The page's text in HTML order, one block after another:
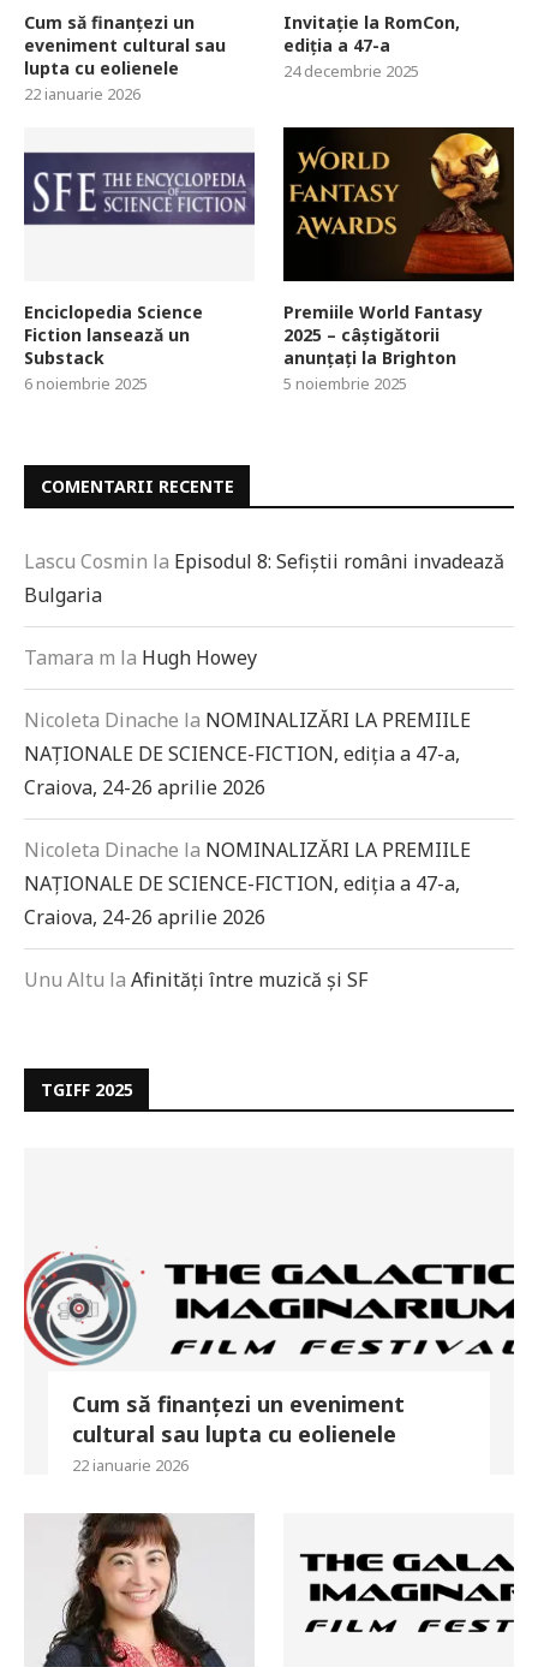
Cum să finanțezi un
eveniment cultural sau
lupta cu eolienele
22 ianuarie 2026
Invitație la RomCon,
ediția a 47-a
24 decembrie 2025
Enciclopedia Science
Fiction lansează un
Substack
6 noiembrie 2025
Premiile World Fantasy
2025 – câștigătorii
anunțați la Brighton
5 noiembrie 2025
COMENTARII RECENTE
Lascu Cosmin la Episodul 8: Sefiștii români invadează
Bulgaria
Tamara m la Hugh Howey
Nicoleta Dinache la NOMINALIZĂRI LA PREMIILE
NAȚIONALE DE SCIENCE-FICTION, ediția a 47-a,
Craiova, 24-26 aprilie 2026
Nicoleta Dinache la NOMINALIZĂRI LA PREMIILE
NAȚIONALE DE SCIENCE-FICTION, ediția a 47-a,
Craiova, 24-26 aprilie 2026
Unu Altu la Afinități între muzică și SF
TGIFF 2025
Cum să finanțezi un eveniment
cultural sau lupta cu eolienele
22 ianuarie 2026